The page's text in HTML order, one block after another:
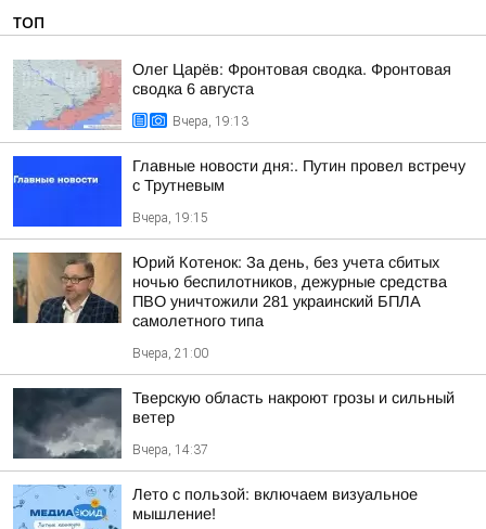
ТОП
Олег Царёв: Фронтовая сводка. Фронтовая
сводка 6 августа
Вчера, 19:13
Главные новости дня:. Путин провел встречу
с Трутневым
Вчера, 19:15
Юрий Котенок: За день, без учета сбитых
ночью беспилотников, дежурные средства
ПВО уничтожили 281 украинский БПЛА
самолетного типа
Вчера, 21:00
Тверскую область накроют грозы и сильный
ветер
Вчера, 14:37
Лето с пользой: включаем визуальное
мышление!